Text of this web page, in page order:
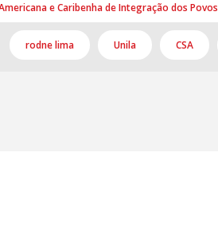
e Caribenha de Integração dos Povos
rodne lima Unila CSA